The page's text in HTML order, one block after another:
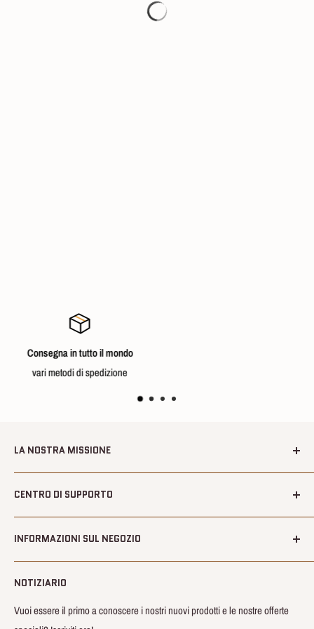
il mondo
spedizione
NOTIZIARIO
Vuoi essere il primo a conoscere i nostri nuovi prodotti e le nostre offerte
LA NOSTRA MISSIONE
Benvenuti all'INS Hobby!!
CENTRO DI SUPPORTO
About us
Shipping
Rimborso
Termini e condizioni
Privacy Terms
INFORMAZIONI SUL NEGOZIO
📆 – Orari di apertura: 24/7
💌 – Richiesta informazioni: info@inshobby.com